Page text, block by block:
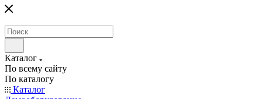
Каталог
По всему сайту
По каталогу
Каталог